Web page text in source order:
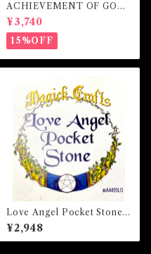
ACHIEVEMENT OF GOAL
S AMULET -あなたを目標達
成へと導くアミュレット-
¥3,740
15%OFF
Love Angel Pocket Stone
ラブエンジェルポケットスト
ーン 白魔術アミュレット
¥2,948